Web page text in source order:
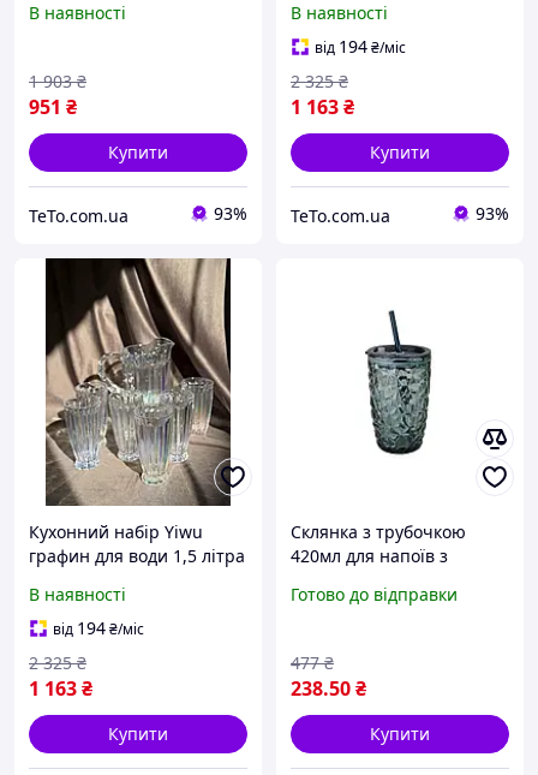
напоїв 6 штук по 250 мл
В наявності
951 ₴
1 903 ₴
Купити
TeTo.com.ua 93%
напоїв 6 штук по 250 мл
Сірий tet
В наявності
від 194₴/міс
1 163₴
2 325 ₴
Купити
TeTo.com.ua 93%
Кухонний набір Yiwu
графин для води 1,5 літра
напоїв 6 штук по 250 мл
Перламутровий tet
В наявності
від 194₴/міс
1 163₴
2 325 ₴
Купити
Склянка з трубочкою
420мл для напоїв з
дітей і дорослих
Готово до відправки
238.50₴
477 ₴
Купити